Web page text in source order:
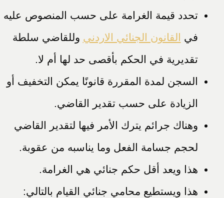
تحدد قيمة الغرامة على حسب المنصوص عليه
في
القانون الجنائي الاردني وللقاضي سلطة
تقديرية في الحكم بأقصى حد لها أم لا.
السجن لمدة المقررة قانونًا يمكن التخفيف أو
الزيادة على حسب تقدير القاضي.
وهناك جرائم يترك الأمر فيها لتقدير القاضي
لحجم جسامة الفعل وما يناسبه من عقوبة.
هذا ويعد أقل حكم جنائي هي الغرامة.
هذا ويستطيع محامي جنائي القيام بالتالي: